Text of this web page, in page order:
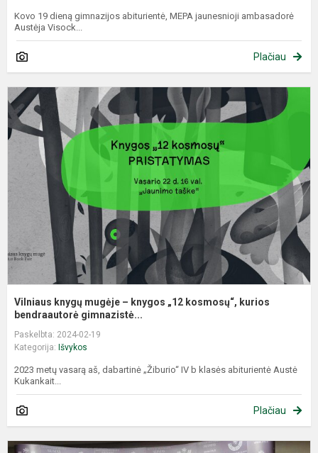
Kovo 19 dieną gimnazijos abiturientė, MEPA jaunesnioji ambasadorė
Austėja Visock...
Plačiau
Vilniaus knygų mugėje – knygos „12 kosmosų“, kurios
bendraautorė gimnazistė...
Paskelbta: 2024-02-19
Kategorija: Išvykos
2023 metų vasarą aš, dabartinė „Žiburio“ IV b klasės abiturientė Austė
Kukankait...
Plačiau